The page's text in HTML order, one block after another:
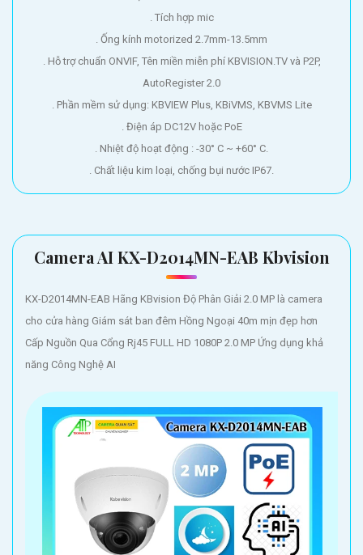
. Tích hợp mic
. Ống kính motorized 2.7mm-13.5mm
. Hỗ trợ chuẩn ONVIF, Tên miền miễn phí KBVISION.TV và P2P,
AutoRegister 2.0
. Phần mềm sử dụng: KBVIEW Plus, KBiVMS, KBVMS Lite
. Điện áp DC12V hoặc PoE
. Nhiệt độ hoạt động : -30° C ~ +60° C.
. Chất liệu kim loại, chống bụi nước IP67.
Camera AI KX-D2014MN-EAB Kbvision
KX-D2014MN-EAB Hãng KBvision Độ Phân Giải 2.0 MP là camera
cho cửa hàng Giám sát ban đêm Hồng Ngoại 40m mịn đẹp hơn
Cấp Nguồn Qua Cổng Rj45 FULL HD 1080P 2.0 MP Ứng dụng khả
năng Công Nghệ AI